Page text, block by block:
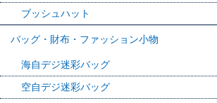
ブッシュハット
バッグ・財布・ファッション小物
海自デジ迷彩バッグ
空自デジ迷彩バッグ